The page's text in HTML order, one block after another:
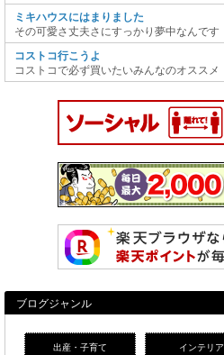
ミキハウスにはまりました
その可愛さ丈夫さにすっかり夢中なんです
コストコ行こうよ
コストコで必ず買いたいみんなのオススメ
ブログジャンル
出産・子育て インテリア